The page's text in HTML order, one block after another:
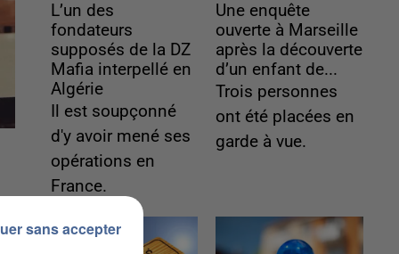
L’un des
fondateurs
supposés de la DZ
Mafia interpellé en
Algérie
Il est soupçonné
d'y avoir mené ses
opérations en
France.
Une enquête
ouverte à Marseille
après la découverte
d’un enfant de...
Trois personnes
ont été placées en
garde à vue.
sans accepter